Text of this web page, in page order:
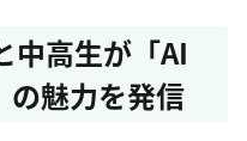
高生が「AI
の魅力を発信